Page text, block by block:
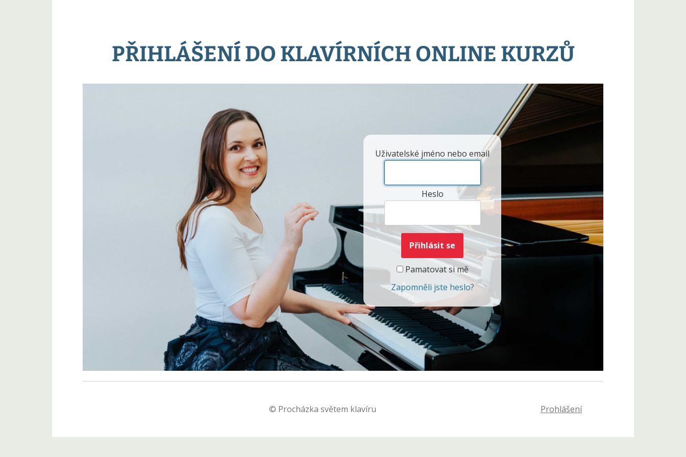
PŘIHLÁŠENÍ DO KLAVÍRNÍCH ONLINE KURZŮ
Uživatelské jméno nebo email
Heslo
Pamatovat si mě
Zapomněli jste heslo?
© Procházka světem klavíru Prohlášení